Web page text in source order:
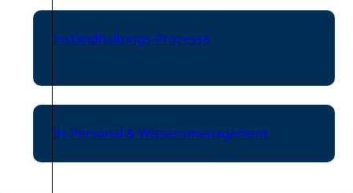
Instandhaltungs-Prozesse
IH-Personal & Wissensmanagement